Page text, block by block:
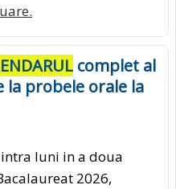
complet al
la probele orale la
luni in a doua
2026,